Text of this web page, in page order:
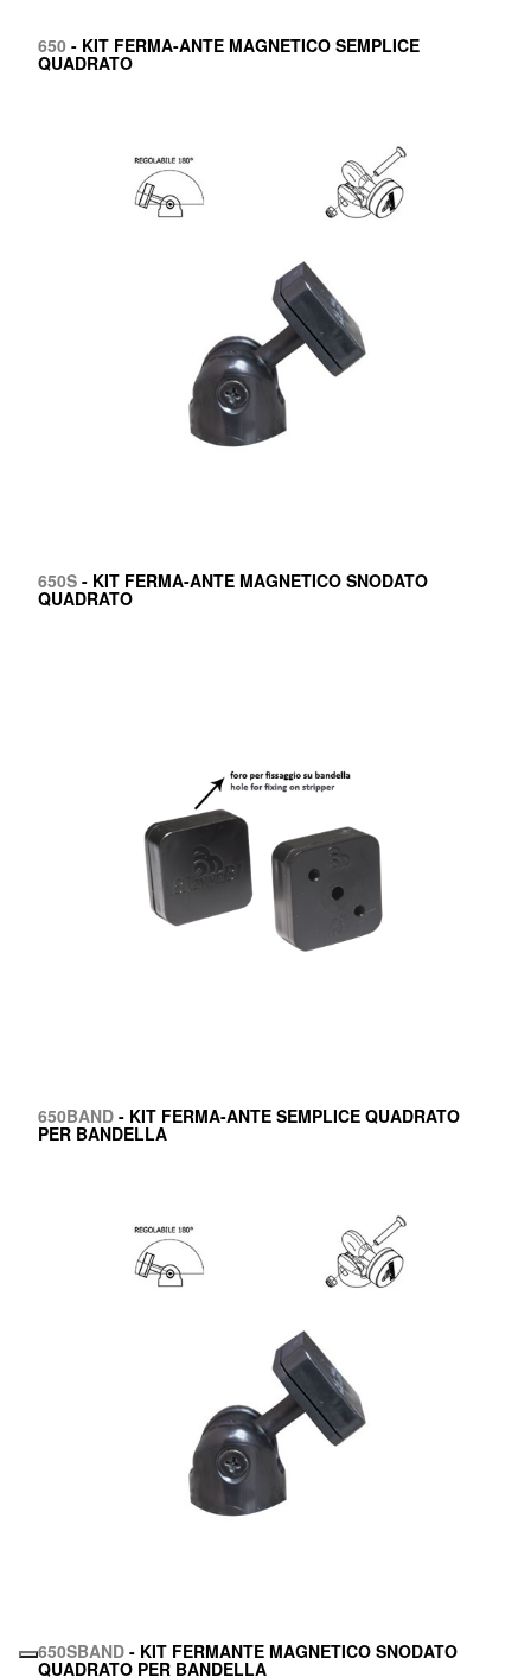
650- KIT FERMA-ANTE MAGNETICO SEMPLICE
QUADRATO
650S- KIT FERMA-ANTE MAGNETICO SNODATO
QUADRATO
650BAND- KIT FERMA-ANTE SEMPLICE QUADRATO
PER BANDELLA
650SBAND- KIT FERMANTE MAGNETICO SNODATO
QUADRATO PER BANDELLA